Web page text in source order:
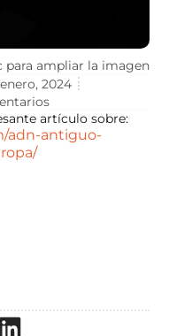
para ampliar la imagen
2024
artículo sobre:
adn-antiguo-